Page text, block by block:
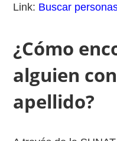
Link: Buscar
¿Cómo
alguien
apellido?